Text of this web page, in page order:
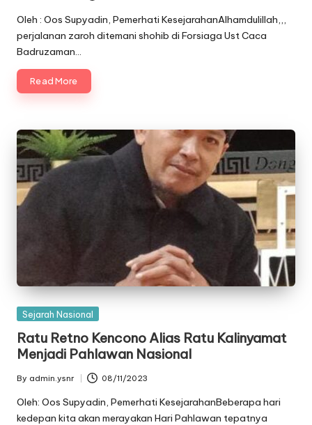
by
Oleh : Oos Supyadin, Pemerhati KesejarahanAlhamdulillah,,,
perjalanan zaroh ditemani shohib di Forsiaga Ust Caca
Badruzaman…
Read More
Posted
Sejarah Nasional
Ratu Retno Kencono Alias Ratu Kalinyamat
Menjadi Pahlawan Nasional
Posted
by
By admin.ysnr 08/11/2023
Oleh: Oos Supyadin, Pemerhati KesejarahanBeberapa hari
kedepan kita akan merayakan Hari Pahlawan tepatnya